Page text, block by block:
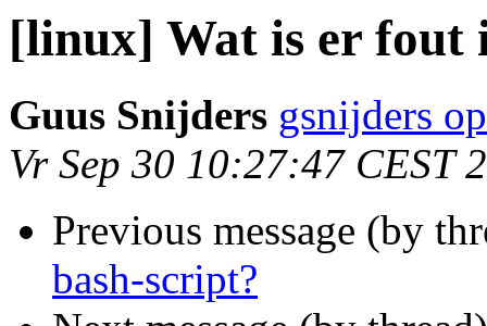
[linux] Wat is er fout
Guus Snijders gsnijders
Vr Sep 30 10:27:47 CEST
Previous message (by
bash-script?